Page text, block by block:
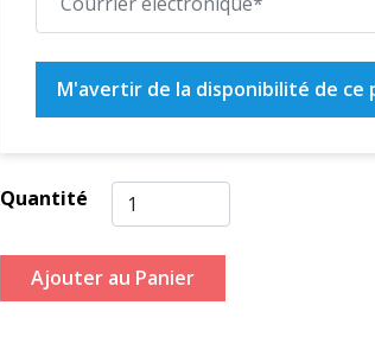
M'avertir de la disponibilité de ce
Quantité
Ajouter au Panier